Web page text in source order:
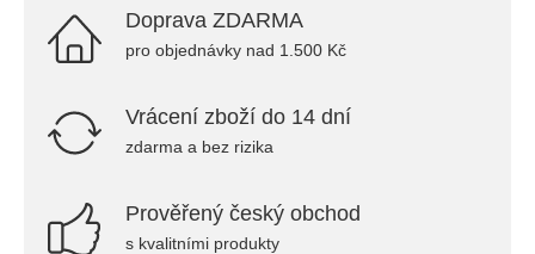
Doprava ZDARMA
pro objednávky nad 1.500 Kč
Vrácení zboží do 14 dní
zdarma a bez rizika
Prověřený český obchod
s kvalitními produkty